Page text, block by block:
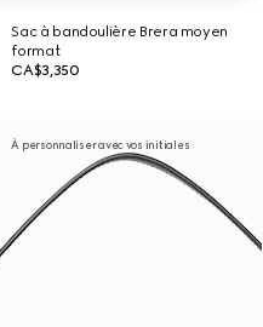
Sac à bandoulière Brera moyen
format
CA$3,350
À personnaliser avec vos initiales